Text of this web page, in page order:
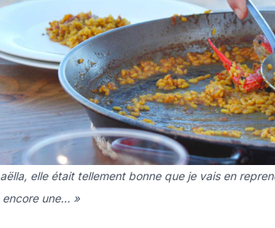
elle était tellement bonne que je vais en
encore une… »